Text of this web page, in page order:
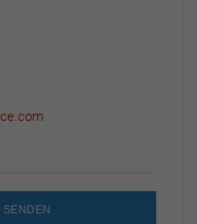
SENDEN